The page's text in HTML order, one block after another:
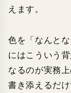
えます。
色を「なんと
にはこういう
なるのが実務
書き添えるだ